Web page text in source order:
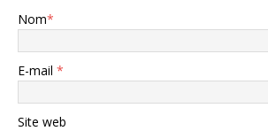
Nom*
E-mail *
Site web